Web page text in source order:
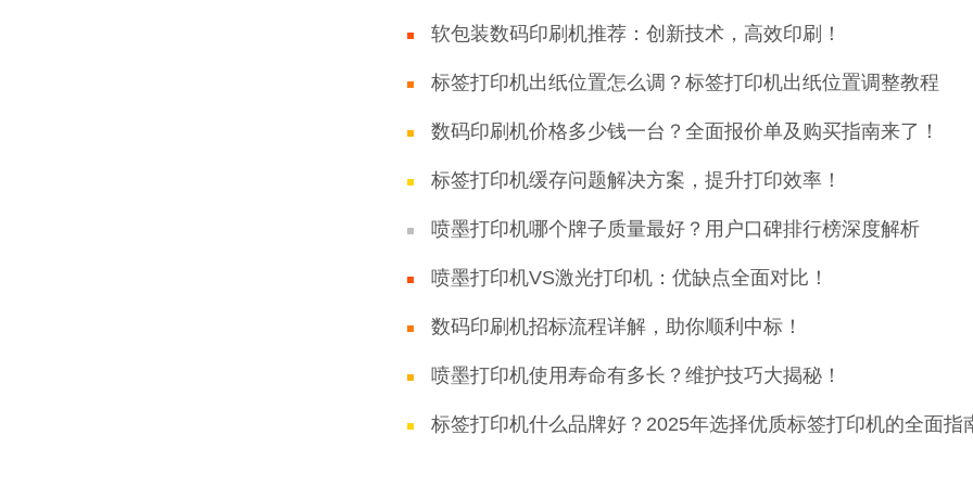
软包装数码印刷机推荐：创新技术，高效印刷！
标签打印机出纸位置怎么调？标签打印机出纸位置调整教程
数码印刷机价格多少钱一台？全面报价单及购买指南来了！
标签打印机缓存问题解决方案，提升打印效率！
喷墨打印机哪个牌子质量最好？用户口碑排行榜深度解析
喷墨打印机VS激光打印机：优缺点全面对比！
数码印刷机招标流程详解，助你顺利中标！
喷墨打印机使用寿命有多长？维护技巧大揭秘！
标签打印机什么品牌好？2025年选择优质标签打印机的全面指